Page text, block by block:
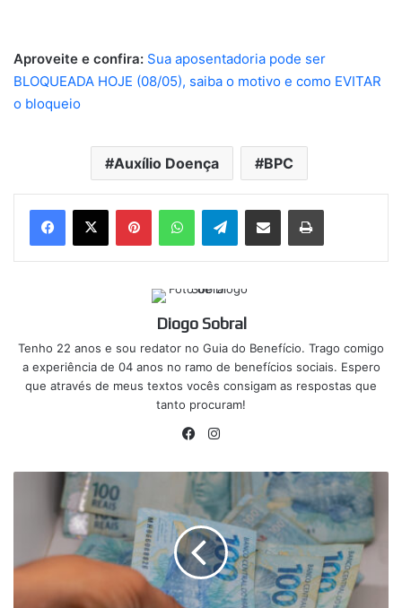
Aproveite e confira: Sua aposentadoria pode ser
BLOQUEADA HOJE (08/05), saiba o motivo e como EVITAR
o bloqueio
Auxílio Doença BPC
PinterestWhatsAppTelegramCompartilhar via e-mail Imprimir
Diogo Sobral
Tenho 22 anos e sou redator no Guia do Benefício. Trago comigo
a experiência de 04 anos no ramo de benefícios sociais. Espero
que através de meus textos vocês consigam as respostas que
tanto procuram!
Facebook
Desempregado?
usuários
trabalhar